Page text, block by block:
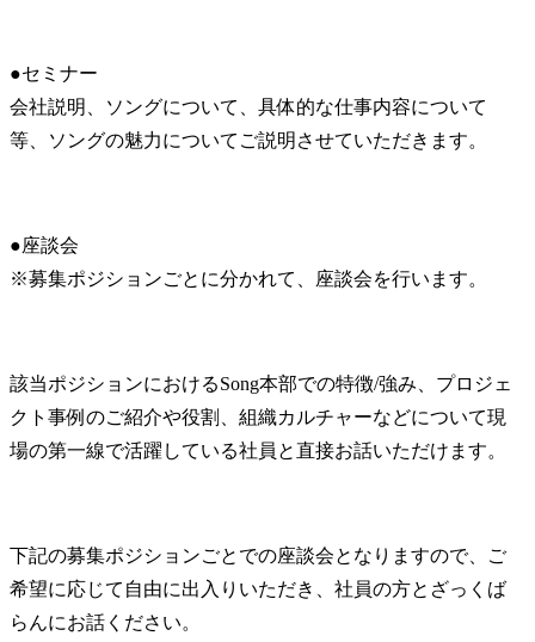
●セミナー
会社説明、ソングについて、具体的な仕事内容について
等、ソングの魅力についてご説明させていただきます。
●座談会
※募集ポジションごとに分かれて、座談会を行います。
該当ポジションにおけるSong本部での特徴/強み、プロジェ
クト事例のご紹介や役割、組織カルチャーなどについて現
場の第一線で活躍している社員と直接お話いただけます。
下記の募集ポジションごとでの座談会となりますので、ご
希望に応じて自由に出入りいただき、社員の方とざっくば
らんにお話ください。